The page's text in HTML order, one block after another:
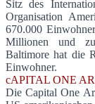
Sitz des
Organisation
670.000
Millionen und
Baltimore hat die
Einwohner.
cAPITAL ONE
Die Capital One